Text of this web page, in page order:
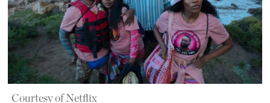
Courtesy of Netflix